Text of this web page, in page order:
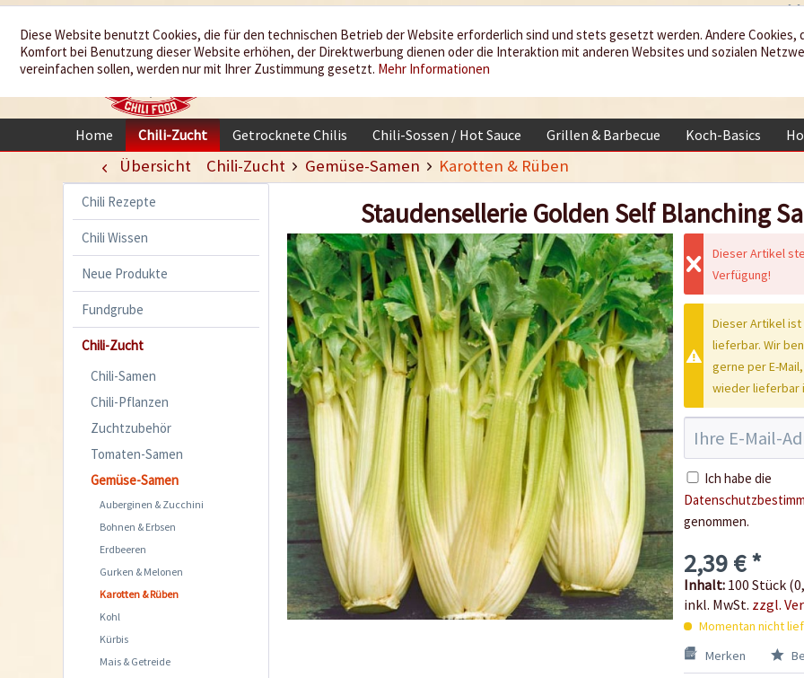
Wir würzen
Ihr Leben
Home Chili-Zucht Getrocknete Chilis Chili-Sossen / Hot Sauce Grillen & Barbecue Koch-Basics
Übersicht Chili-Zucht Gemüse-Samen Karotten & Rüben
Chili Rezepte
Chili Wissen
Neue Produkte
Fundgrube
Chili-Zucht
Chili-Samen
Chili-Pflanzen
Zuchtzubehör
Tomaten-Samen
Gemüse-Samen
Auberginen & Zucchini
Bohnen & Erbsen
Erdbeeren
Gurken & Melonen
Karotten & Rüben
Kohl
Kürbis
Mais & Getreide
Staudensellerie Golden Self Blanching
Dieser Artikel
Verfügung!
Dieser Artikel
lieferbar. Wir
gerne per E-
wieder lieferbar
Ich habe die
genommen.
2,39 € *
Inhalt: 100 Stück
inkl. MwSt. zzgl.
Momentan nicht
Merken
Diese Website benutzt Cookies, die für den technischen Betrieb der Website erforderlich sind und stets gesetzt werden. Andere Cookies,
Komfort bei Benutzung dieser Website erhöhen, der Direktwerbung dienen oder die Interaktion mit anderen Websites und sozialen
vereinfachen sollen, werden nur mit Ihrer Zustimmung gesetzt. Mehr Informationen